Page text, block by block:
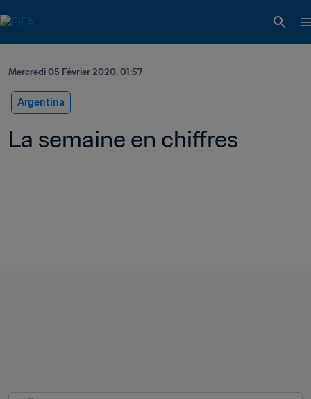
Mercredi 05 Février 2020, 01:57
Argentina
La semaine en chiffres